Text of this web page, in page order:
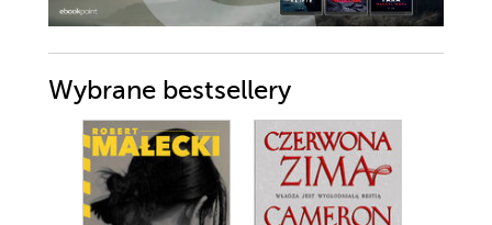
Wybrane bestsellery